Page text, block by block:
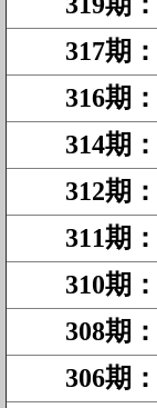
317期 ：
316期 ：
314期 ：
312期 ：
311期 ：
310期 ：
308期 ：
306期 ：